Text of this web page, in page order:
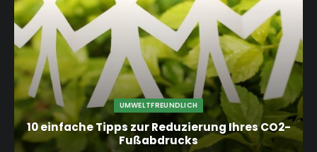
UMWELTFREUNDLICH
10 einfache Tipps zur Reduzierung Ihres CO2-
Fußabdrucks